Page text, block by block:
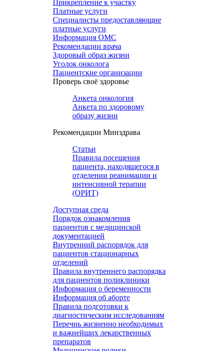
Прикрепление к участку
Платные услуги
Специалисты предоставляющие
платные услуги
Информация ОМС
Рекомендации врача
Здоровый образ жизни
Уголок онколога
Пациентские организации
Проверь своё здоровье
Анкета онкология
Анкета по здоровому
образу жизни
Рекомендации Минздрава
Статьи
Правила посещения
пациента, находящегося в
отделении реанимации и
интенсивной терапии
(ОРИТ)
Доступная среда
Порядок ознакомления
пациентов с медицинской
документацией
Внутренний распорядок для
пациентов стационарных
отделений
Правила внутреннего распорядка
для пациентов поликлиники
Информация о беременности
Информация об аборте
Правила подготовки к
диагностическим исследованиям
Перечнь жизненно необходимых
и важнейших лекарственных
препаратов